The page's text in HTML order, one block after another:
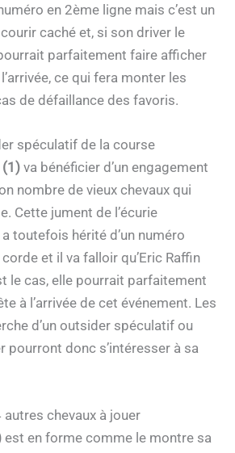
en 2ème ligne mais c’est un
caché et, si son driver le
parfaitement faire afficher
ce qui fera monter les
de défaillance des favoris.
spéculatif de la course
(1) va bénéficier d’un engagement
nombre de vieux chevaux qui
Cette jument de l’écurie
toutefois hérité d’un numéro
et il va falloir qu’Eric Raffin
le cas, elle pourrait parfaitement
à l’arrivée de cet événement. Les
d’un outsider spéculatif ou
pourront donc s’intéresser à sa
autres chevaux à jouer
est en forme comme le montre sa